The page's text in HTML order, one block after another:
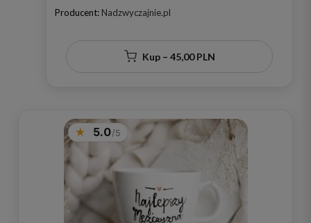
Mężu ze Złotym Sercem dla Męża na
Rocznicę Ślubu
Producent: Nadzwyczajnie.pl
Kup – 45,00 PLN
5.0